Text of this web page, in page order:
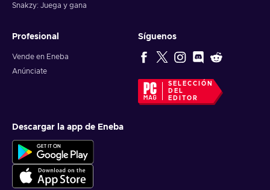
Snakzy: Juega y gana
Profesional
Vende en Eneba
Anúnciate
Síguenos
SELECCIÓN
DEL
EDITOR
Descargar la app de Eneba